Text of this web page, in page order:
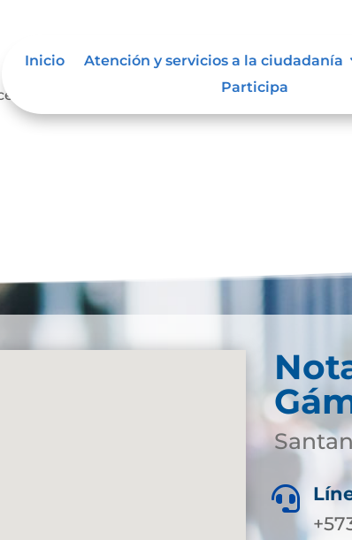
Inicio Atención y servicios a la ciudadanía
Participa
niñas y adolescentes
